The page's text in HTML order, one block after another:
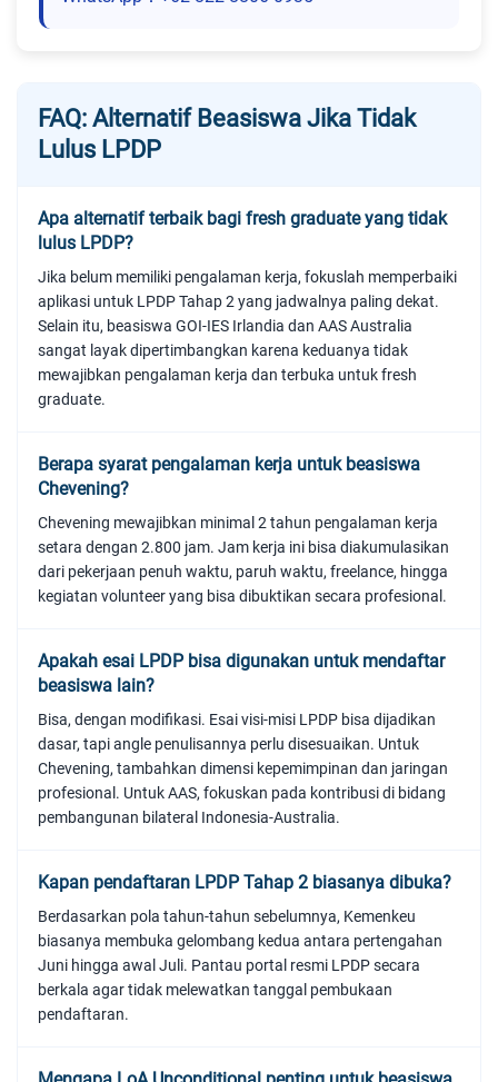
FAQ: Alternatif Beasiswa Jika Tidak
Lulus LPDP
Apa alternatif terbaik bagi fresh graduate yang tidak
lulus LPDP?
Jika belum memiliki pengalaman kerja, fokuslah memperbaiki
aplikasi untuk LPDP Tahap 2 yang jadwalnya paling dekat.
Selain itu, beasiswa GOI-IES Irlandia dan AAS Australia
sangat layak dipertimbangkan karena keduanya tidak
mewajibkan pengalaman kerja dan terbuka untuk fresh
graduate.
Berapa syarat pengalaman kerja untuk beasiswa
Chevening?
Chevening mewajibkan minimal 2 tahun pengalaman kerja
setara dengan 2.800 jam. Jam kerja ini bisa diakumulasikan
dari pekerjaan penuh waktu, paruh waktu, freelance, hingga
kegiatan volunteer yang bisa dibuktikan secara profesional.
Apakah esai LPDP bisa digunakan untuk mendaftar
beasiswa lain?
Bisa, dengan modifikasi. Esai visi-misi LPDP bisa dijadikan
dasar, tapi angle penulisannya perlu disesuaikan. Untuk
Chevening, tambahkan dimensi kepemimpinan dan jaringan
profesional. Untuk AAS, fokuskan pada kontribusi di bidang
pembangunan bilateral Indonesia-Australia.
Kapan pendaftaran LPDP Tahap 2 biasanya dibuka?
Berdasarkan pola tahun-tahun sebelumnya, Kemenkeu
biasanya membuka gelombang kedua antara pertengahan
Juni hingga awal Juli. Pantau portal resmi LPDP secara
berkala agar tidak melewatkan tanggal pembukaan
pendaftaran.